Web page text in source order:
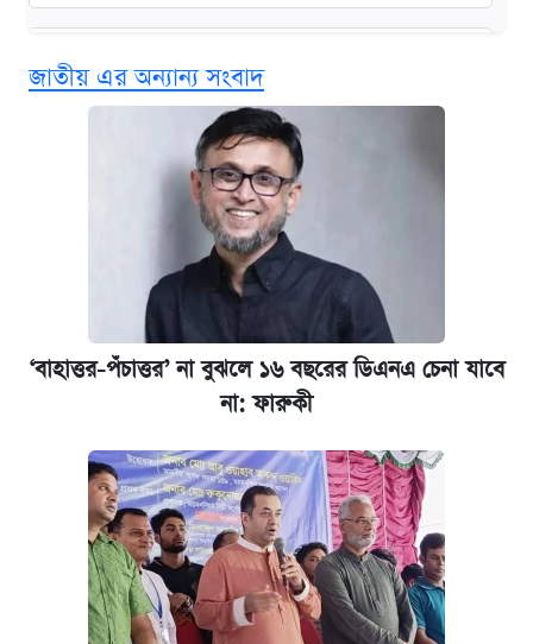
ভাতা
ঢাবির সূর্যসেন হলে সমকামিতার অভিযোগে দুইজন
দেশের বাজারে ফের বেড়েছে সোনার দাম
‘গুলশানের চামেলি’ তে যৌনকর্মীর দালাল অ্যাডলফ
খান
ভাতা-উপবৃত্তির আবেদন শুরু, জেনে নিন পদ্ধতি
আজ শুক্রবার রাজধানীর যেসব মার্কেট-দোকানপাট
কবে শুরু হচ্ছে ঢাবির ভর্তি আবেদন, জানাল কর্তৃপক্ষ
জাতীয় এর অন্যান্য সংবাদ
‘বাহাত্তর-পঁচাত্তর’ না বুঝলে ১৬ বছরের ডিএনএ চেনা যাবে
না: ফারুকী